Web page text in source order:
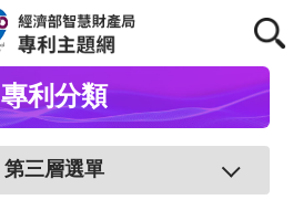
專利分類
第三層選單